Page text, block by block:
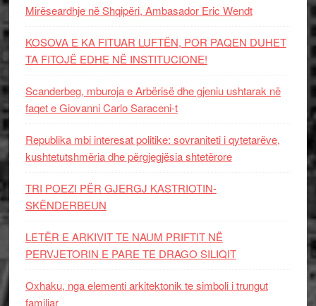
Mirëseardhje në Shqipëri, Ambasador Eric Wendt
KOSOVA E KA FITUAR LUFTËN, POR PAQEN DUHET
TA FITOJË EDHE NË INSTITUCIONE!
Scanderbeg, mburoja e Arbërisë dhe gjeniu ushtarak në
faqet e Giovanni Carlo Saraceni-t
Republika mbi interesat politike: sovraniteti i qytetarëve,
kushtetutshmëria dhe përgjegjësia shtetërore
TRI POEZI PËR GJERGJ KASTRIOTIN-
SKËNDERBEUN
LETËR E ARKIVIT TE NAUM PRIFTIT NË
PERVJETORIN E PARE TE DRAGO SILIQIT
Oxhaku, nga elementi arkitektonik te simboli i trungut
familjar